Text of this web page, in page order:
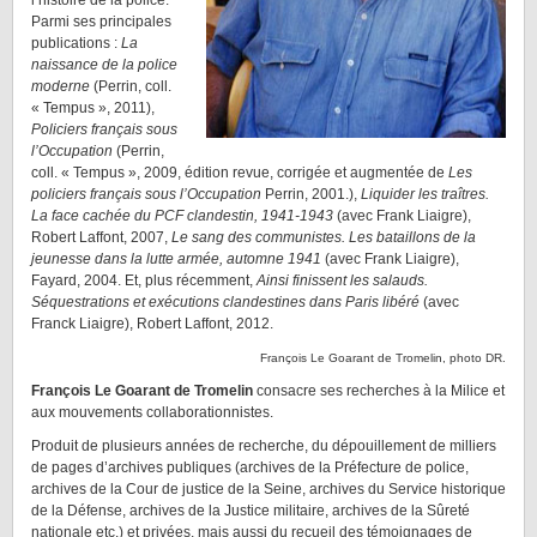
Parmi ses principales
publications : La
naissance de la police
moderne (Perrin, coll.
« Tempus », 2011),
Policiers français sous
l’Occupation (Perrin,
coll. « Tempus », 2009, édition revue, corrigée et augmentée de Les
policiers français sous l’Occupation Perrin, 2001.), Liquider les traîtres.
La face cachée du PCF clandestin, 1941-1943 (avec Frank Liaigre),
Robert Laffont, 2007, Le sang des communistes. Les bataillons de la
jeunesse dans la lutte armée, automne 1941 (avec Frank Liaigre),
Fayard, 2004. Et, plus récemment,Ainsi finissent les salauds.
Séquestrations et exécutions clandestines dans Paris libéré (avec
Franck Liaigre), Robert Laffont, 2012.
François Le Goarant de Tromelin, photo DR.
François Le Goarant de Tromelin consacre ses recherches à la Milice et
aux mouvements collaborationnistes.
Produit de plusieurs années de recherche, du dépouillement de milliers
de pages d’archives publiques (archives de la Préfecture de police,
archives de la Cour de justice de la Seine, archives du Service historique
de la Défense, archives de la Justice militaire, archives de la Sûreté
nationale etc.) et privées, mais aussi du recueil des témoignages de